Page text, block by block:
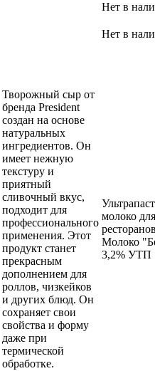
Нет в
Нет в
Творожный сыр от
бренда President
создан на основе
натуральных
ингредиентов. Он
имеет нежную
текстуру и
приятный
сливочный вкус,
подходит для
профессионального
применения. Этот
продукт станет
прекрасным
дополнением для
роллов, чизкейков
и других блюд. Он
сохраняет свои
свойства и форму
даже при
термической
обработке.
молоко
Молоко
3,2% УТП